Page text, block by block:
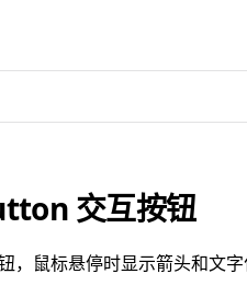
交互按钮
，鼠标悬停时显示箭头和文字